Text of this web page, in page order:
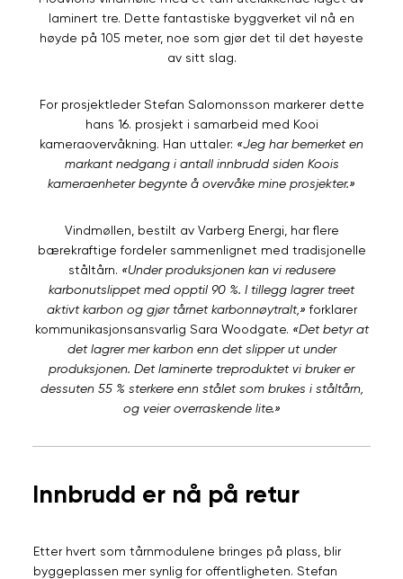
laminert tre. Dette fantastiske byggverket vil nå en
høyde på 105 meter, noe som gjør det til det høyeste
av sitt slag.
For prosjektleder Stefan Salomonsson markerer dette
hans 16. prosjekt i samarbeid med Kooi
kameraovervåkning. Han uttaler: «Jeg har bemerket en
markant nedgang i antall innbrudd siden Koois
kameraenheter begynte å overvåke mine prosjekter.»
Vindmøllen, bestilt av Varberg Energi, har flere
bærekraftige fordeler sammenlignet med tradisjonelle
ståltårn. «Under produksjonen kan vi redusere
karbonutslippet med opptil 90 %. I tillegg lagrer treet
aktivt karbon og gjør tårnet karbonnøytralt,» forklarer
kommunikasjonsansvarlig Sara Woodgate. «Det betyr at
det lagrer mer karbon enn det slipper ut under
produksjonen. Det laminerte treproduktet vi bruker er
dessuten 55 % sterkere enn stålet som brukes i ståltårn,
og veier overraskende lite.»
Innbrudd er nå på retur
Etter hvert som tårnmodulene bringes på plass, blir
byggeplassen mer synlig for offentligheten. Stefan